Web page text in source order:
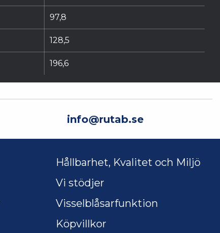
97,8
128,5
196,6
info@rutab.se
Hållbarhet, Kvalitet och Miljö
Vi stödjer
Visselblåsarfunktion
Köpvillkor